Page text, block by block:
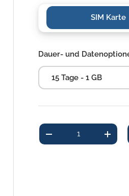
SIM Karte
Dauer- und
15 Tage - 1 GB
Anzahl
-
+